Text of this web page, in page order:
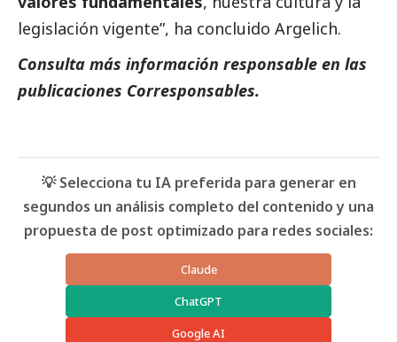
legislación vigente”, ha concluido Argelich.
Consulta más información responsable en las
publicaciones Corresponsables.
💡 Selecciona tu IA preferida para generar en
segundos un análisis completo del contenido y una
propuesta de post optimizado para redes sociales:
Claude
ChatGPT
Google AI